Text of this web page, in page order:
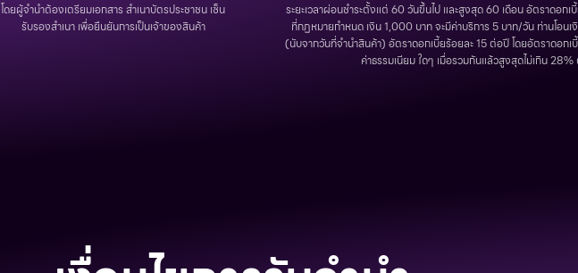
โดยผู้จำนำต้องเตรียมเอกสาร สำเนาบัตรประชาชน เซ็น
รับรองสำเนา เพื่อยืนยันการเป็นเจ้าของสินค้า
ระยะเวลาผ่อนชำระตั้งแต่ 60 วันขึ้นไป และสูงสุด 60 เดือน อัตราดอกเ
ที่กฏหมายกำหนด เงิน 1,000 บาท จะมีค่าบริการ 5 บาท/วัน ท่านโอน
(นับจากวันที่จำนำสินค้า) อัตราดอกเบี้ยร้อยละ 15 ต่อปี โดยอัตราดอกเ
ค่าธรรมเนียม ใดๆ เมื่อรวมกันแล้วสูงสุดไม่เกิน